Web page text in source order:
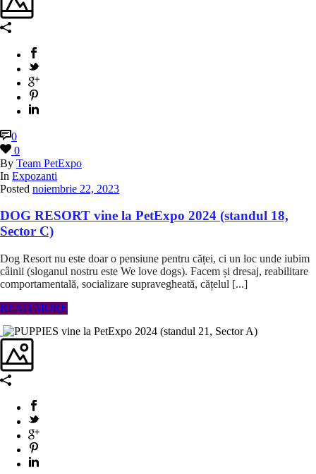
0
0
By Team PetExpo
In Expozanti
Posted noiembrie 22, 2023
DOG RESORT vine la PetExpo 2024 (standul 18,
Sector C)
Dog Resort nu este doar o pensiune pentru căței, ci un loc unde iubim
câinii (sloganul nostru este We love dogs). Facem și dresaj, reabilitare
comportamentală, socializare supravegheată, cățelul [...]
READ MORE